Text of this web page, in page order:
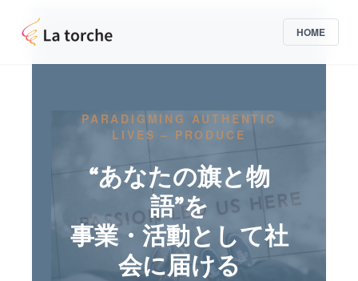
HOME
PARADIGMING AUTHENTIC
LIVES – PRODUCE
“あなたの旗と物
語”を
事業・活動として社
会に届ける